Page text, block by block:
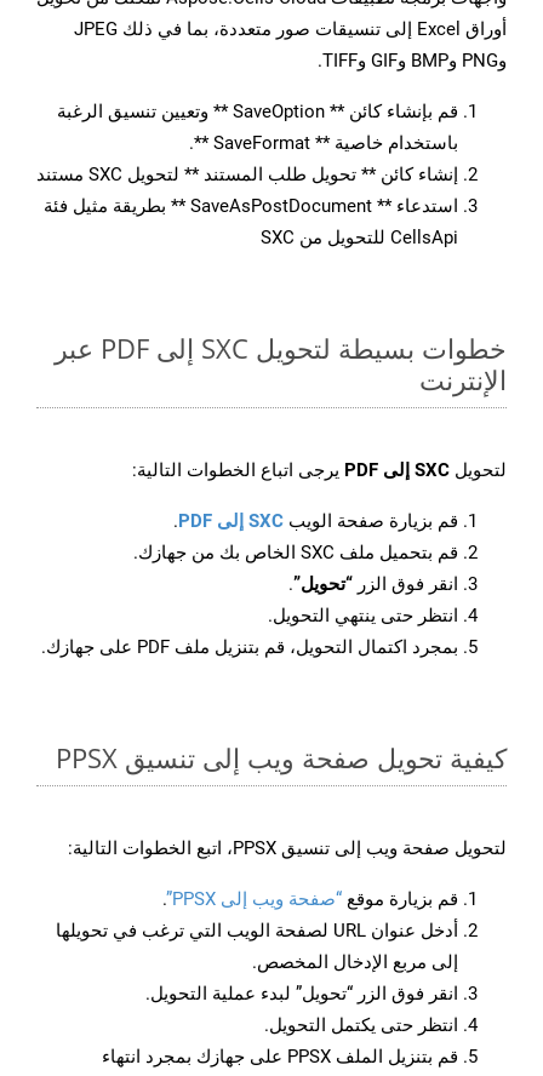
أوراق Excel إلى تنسيقات صور متعددة، بما في ذلك JPEG
وPNG وBMP وGIF وTIFF.
قم بإنشاء كائن ** SaveOption ** وتعيين تنسيق الرغبة
باستخدام خاصية ** SaveFormat **.
إنشاء كائن ** تحويل طلب المستند ** لتحويل SXC مستند
استدعاء ** SaveAsPostDocument ** بطريقة مثيل فئة
CellsApi للتحويل من SXC
خطوات بسيطة لتحويل SXC إلى PDF عبر
الإنترنت
لتحويل SXC إلى PDF يرجى اتباع الخطوات التالية:
قم بزيارة صفحة الويب SXC إلى PDF
.
قم بتحميل ملف SXC الخاص بك من جهازك.
انقر فوق الزر “تحويل”.
انتظر حتى ينتهي التحويل.
بمجرد اكتمال التحويل، قم بتنزيل ملف PDF على جهازك.
كيفية تحويل صفحة ويب إلى تنسيق PPSX
لتحويل صفحة ويب إلى تنسيق PPSX، اتبع الخطوات التالية:
قم بزيارة موقع “صفحة ويب إلى PPSX”
.
أدخل عنوان URL لصفحة الويب التي ترغب في تحويلها
إلى مربع الإدخال المخصص.
انقر فوق الزر “تحويل” لبدء عملية التحويل.
انتظر حتى يكتمل التحويل.
قم بتنزيل الملف PPSX على جهازك بمجرد انتهاء